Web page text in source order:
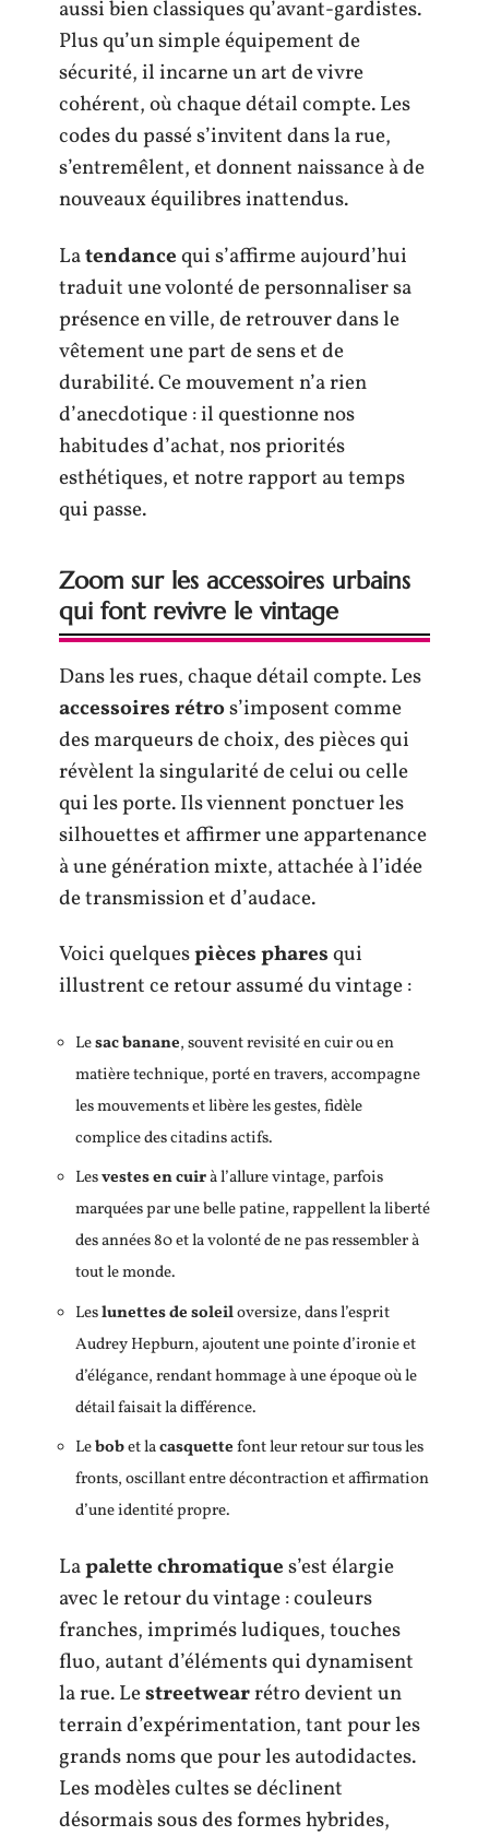
aussi bien classiques qu’avant-gardistes.
Plus qu’un simple équipement de
sécurité, il incarne un art de vivre
cohérent, où chaque détail compte. Les
codes du passé s’invitent dans la rue,
s’entremêlent, et donnent naissance à de
nouveaux équilibres inattendus.
Latendancequi s’affirme aujourd’hui
traduit une volonté de personnaliser sa
présence en ville, de retrouver dans le
vêtement une part de sens et de
durabilité. Ce mouvement n’a rien
d’anecdotique : il questionne nos
habitudes d’achat, nos priorités
esthétiques, et notre rapport au temps
qui passe.
Zoom sur les accessoires urbains
qui font revivre le vintage
Dans les rues, chaque détail compte. Les
accessoires rétros’imposent comme
des marqueurs de choix, des pièces qui
révèlent la singularité de celui ou celle
qui les porte. Ils viennent ponctuer les
silhouettes et affirmer une appartenance
à une génération mixte, attachée à l’idée
de transmission et d’audace.
Voici quelquespièces pharesqui
illustrent ce retour assumé du vintage :
Lesac banane, souvent revisité en cuir ou en
matière technique, porté en travers, accompagne
les mouvements et libère les gestes, fidèle
complice des citadins actifs.
Lesvestes en cuirà l’allure vintage, parfois
marquées par une belle patine, rappellent la liberté
des années 80 et la volonté de ne pas ressembler à
tout le monde.
Leslunettes de soleiloversize, dans l’esprit
Audrey Hepburn, ajoutent une pointe d’ironie et
d’élégance, rendant hommage à une époque où le
détail faisait la différence.
Lebobet lacasquettefont leur retour sur tous les
fronts, oscillant entre décontraction et affirmation
d’une identité propre.
Lapalette chromatiques’est élargie
avec le retour du vintage : couleurs
franches, imprimés ludiques, touches
fluo, autant d’éléments qui dynamisent
la rue. Lestreetwearrétro devient un
terrain d’expérimentation, tant pour les
grands noms que pour les autodidactes.
Les modèles cultes se déclinent
désormais sous des formes hybrides,